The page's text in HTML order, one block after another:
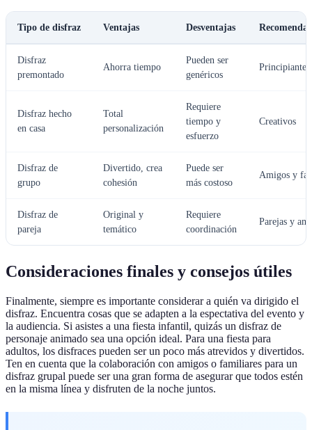
Tipo de disfraz Ventajas Desventajas
Disfraz
premontado
Ahorra tiempo
Pueden ser
genéricos
Principiantes
Disfraz hecho
en casa
Total
personalización
Requiere
tiempo y
esfuerzo
Creativos
Disfraz de
grupo
Divertido, crea
cohesión
Puede ser
más costoso
Amigos y
Disfraz de
pareja
Original y
temático
Requiere
coordinación
Parejas y
Consideraciones finales y consejos útiles
Finalmente, siempre es importante considerar a quién va dirigido el
disfraz. Encuentra cosas que se adapten a la espectativa del evento y
la audiencia. Si asistes a una fiesta infantil, quizás un disfraz de
personaje animado sea una opción ideal. Para una fiesta para
adultos, los disfraces pueden ser un poco más atrevidos y divertidos.
Ten en cuenta que la colaboración con amigos o familiares para un
disfraz grupal puede ser una gran forma de asegurar que todos estén
en la misma línea y disfruten de la noche juntos.